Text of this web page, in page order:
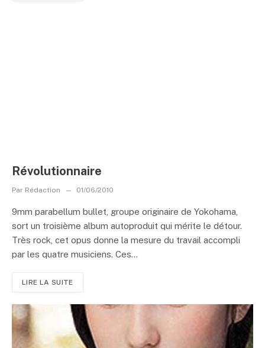
Révolutionnaire
Par Rédaction 01/06/2010
9mm parabellum bullet, groupe originaire de Yokohama,
sort un troisième album autoproduit qui mérite le détour.
Très rock, cet opus donne la mesure du travail accompli
par les quatre musiciens. Ces...
LIRE LA SUITE